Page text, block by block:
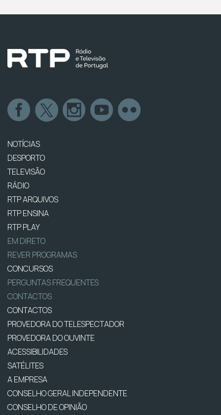
NOTÍCIAS
DESPORTO
TELEVISÃO
RÁDIO
RTP ARQUIVOS
RTP ENSINA
RTP PLAY
EM DIRETO
REVER PROGRAMAS
CONCURSOS
PERGUNTAS FREQUENTES
CONTACTOS
CONTACTOS
PROVEDORA DO TELESPECTADOR
PROVEDORA DO OUVINTE
ACESSIBILIDADES
SATÉLITES
A EMPRESA
CONSELHO GERAL INDEPENDENTE
CONSELHO DE OPINIÃO